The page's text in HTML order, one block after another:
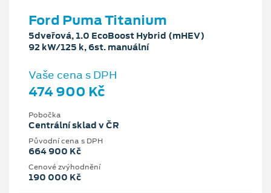
Ford Puma Titanium
5dveřová, 1.0 EcoBoost Hybrid (mHEV)
92 kW/125 k, 6st. manuální
Vaše cena s DPH
474 900 Kč
Pobočka
Centrální sklad v ČR
Původní cena s DPH
664 900 Kč
Cenové zvýhodnění
190 000 Kč